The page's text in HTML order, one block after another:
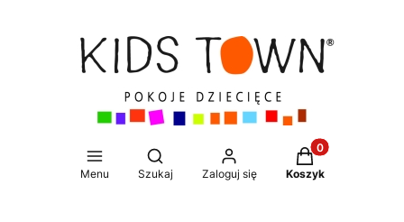
Menu
Otwórz wyszukiwarkę
Szukaj Zaloguj się
Produkty w
Koszyk